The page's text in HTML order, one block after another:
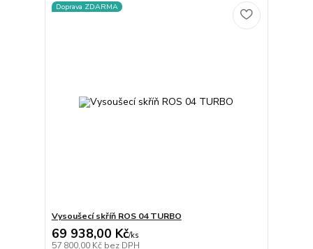
Doprava ZDARMA
Vysoušecí skříň ROS 04 TURBO
69 938,00 Kč/ks
57 800,00 Kč bez DPH